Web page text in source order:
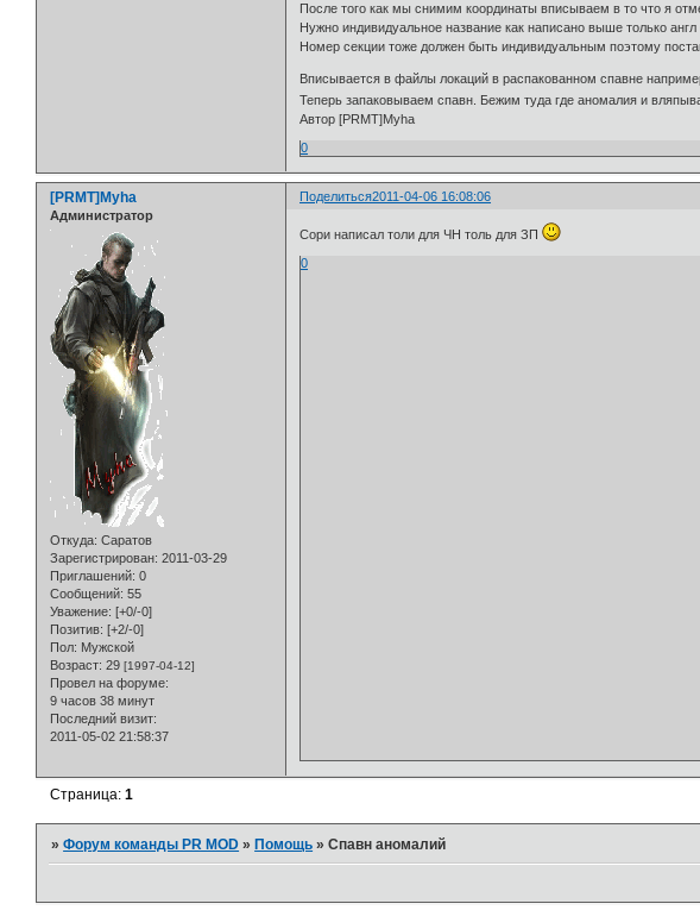
После того как мы снимим координаты вписываем в то что я
Нужно индивидуальное название как написано выше только англ
Номер секции тоже должен быть индивидуальным поэтому
Вписывается в файлы локаций в распакованном спавне
Теперь запаковываем спавн. Бежим туда где аномалия и
Автор [PRMT]Myha
0
Поделиться2011-04-06 16:08:06
[PRMT]Myha
Администратор
Откуда: Саратов
Зарегистрирован: 2011-03-29
Приглашений: 0
Сообщений: 55
Уважение: [+0/-0]
Позитив: [+2/-0]
Пол: Мужской
Возраст: 29 [1997-04-12]
Провел на форуме:
9 часов 38 минут
Последний визит:
2011-05-02 21:58:37
Сори написал толи для ЧН толь для ЗП
0
Страница:1
»Форум команды PR MOD » Помощь »Спавн аномалий